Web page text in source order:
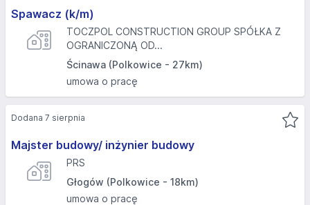
Spawacz (k/m)
TOCZPOL CONSTRUCTION GROUP SPÓŁKA Z
OGRANICZONĄ OD...
Ścinawa (Polkowice - 27km)
umowa o pracę
Majster budowy/ inżynier budowy
PRS
Głogów (Polkowice - 18km)
umowa o pracę
Dodana 7 sierpnia